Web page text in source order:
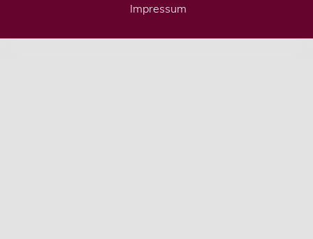
Impressum